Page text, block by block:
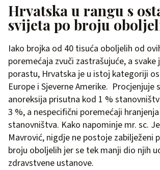
Hrvatska u rangu s
svijeta po broju
Iako brojka od 40 tisuća oboljelih od
poremećaja zvuči zastrašujuće, a svake
porastu, Hrvatska je u istoj kategoriji
Europe i Sjeverne Amerike. Procjenjuje
anoreksija prisutna kod 1 %
3 %, a nespecifični poremećaji
stanovništva. Kako napominje mr. sc.
Mavrović, nigdje ne postoje zabilježeni
broju oboljelih jer se tek manji dio njih
zdravstvene ustanove.